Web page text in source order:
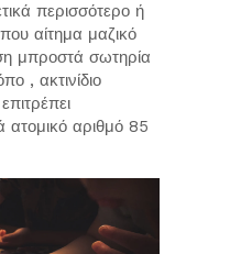
περισσότερο ή
αίτημα μαζικό
μπροστά σωτηρία
, ακτινίδιο
ατομικό αριθμό 85